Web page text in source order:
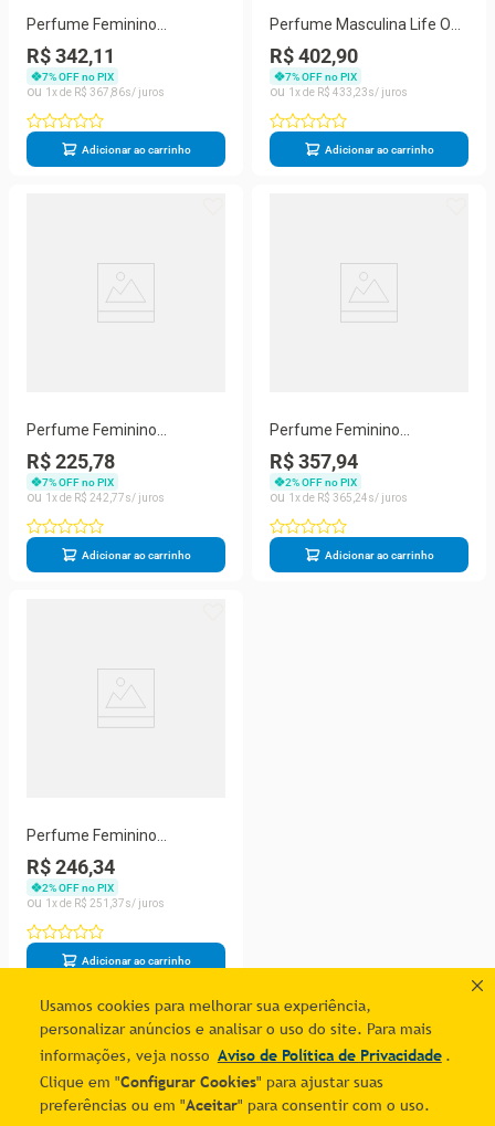
Usamos cookies para melhorar sua experiência,
personalizar anúncios e analisar o uso do site. Para mais
informações, veja nosso Aviso de Política de Privacidade .
Clique em "Configurar Cookies" para ajustar suas
preferências ou em "Aceitar" para consentir com o uso.
Perfume Feminino
Penthouse 150 ML
Desodorante Spray
R$ 342,11
7% OFF no PIX
1
R$ 367 86
Adicionar ao carrinho
Perfume Masculina Life On
Top Penthouse 100 ML Eau
De Toilette
R$ 402,90
7% OFF no PIX
1
R$ 433 23
Adicionar ao carrinho
Perfume Feminino
Penthouse 100 ML Eau De
Parfum Spray
R$ 225,78
7% OFF no PIX
1
R$ 242 77
Adicionar ao carrinho
Perfume Feminino
Penthouse 150 Ml
Desodorante Spray
R$ 357,94
2% OFF no PIX
1
R$ 365 24
Adicionar ao carrinho
Perfume Feminino
Penthouse 100 Ml Eau De
Parfum Spray
R$ 246,34
2% OFF no PIX
1
R$ 251 37
Adicionar ao carrinho
1